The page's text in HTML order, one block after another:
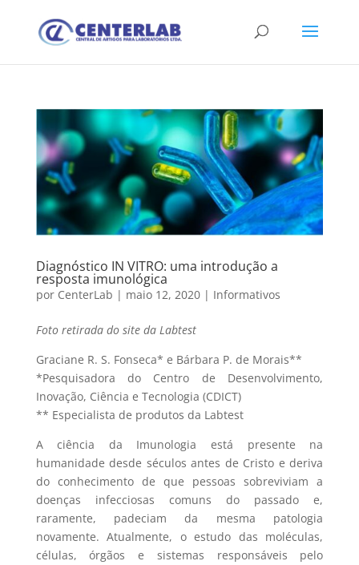
Diagnóstico IN VITRO: uma introdução a
resposta imunológica
por CenterLab | maio 12, 2020| Informativos
Foto retirada do site da Labtest
Graciane R. S. Fonseca* e Bárbara P. de Morais**
*Pesquisadora do Centro de Desenvolvimento,
Inovação, Ciência e Tecnologia (CDICT)
** Especialista de produtos da Labtest
A ciência da Imunologia está presente na
humanidade desde séculos antes de Cristo e deriva
do conhecimento de que pessoas sobreviviam a
doenças infecciosas comuns do passado e,
raramente, padeciam da mesma patologia
novamente. Atualmente, o estudo das moléculas,
células, órgãos e sistemas responsáveis pelo